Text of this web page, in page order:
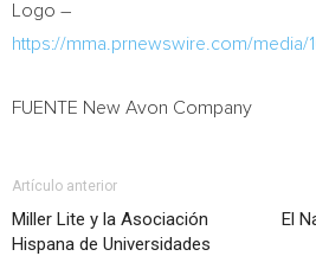
Logo –
https://mma.prnewswire.com/
FUENTE New Avon Company
Artículo anterior
Miller Lite y la Asociación
Hispana de Universidades
El